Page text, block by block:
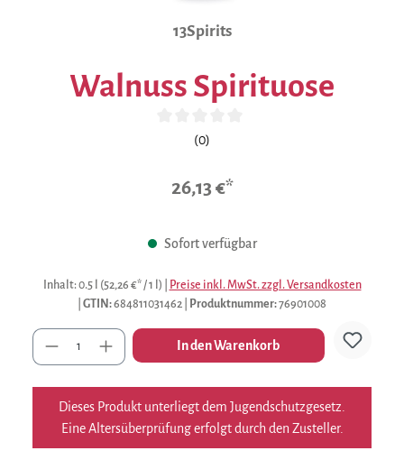
13Spirits
Walnuss Spirituose
Durchschnittliche Bewertung von 0 von 5 Sternen
(0)
26,13 €*
Sofort verfügbar
Inhalt: 0.5 l (52,26 €* / 1 l)
Preise inkl. MwSt. zzgl. Versandkosten
GTIN:684811031462 Produktnummer:76901008
Anzahl In den Warenkorb
Dieses Produkt unterliegt dem Jugendschutzgesetz.
Eine Altersüberprüfung erfolgt durch den Zusteller.